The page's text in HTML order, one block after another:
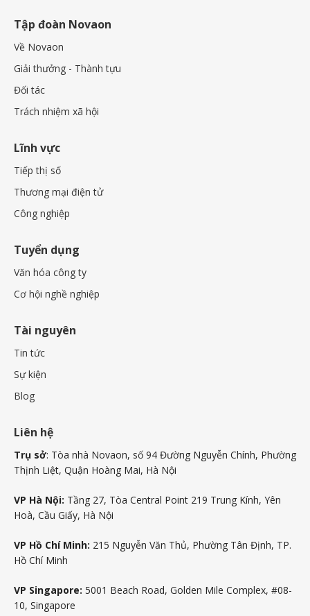
Tập đoàn Novaon
Về Novaon
Giải thưởng - Thành tựu
Đối tác
Trách nhiệm xã hội
Lĩnh vực
Tiếp thị số
Thương mại điện tử
Công nghiệp
Tuyển dụng
Văn hóa công ty
Cơ hội nghề nghiệp
Tài nguyên
Tin tức
Sự kiện
Blog
Liên hệ
Trụ sở: Tòa nhà Novaon, số 94 Đường Nguyễn Chính, Phường
Thịnh Liệt, Quận Hoàng Mai, Hà Nội
VP Hà Nội: Tầng 27, Tòa Central Point 219 Trung Kính, Yên
Hoà, Cầu Giấy, Hà Nội
VP Hồ Chí Minh: 215 Nguyễn Văn Thủ, Phường Tân Định, TP.
Hồ Chí Minh
VP Singapore: 5001 Beach Road, Golden Mile Complex, #08-
10, Singapore